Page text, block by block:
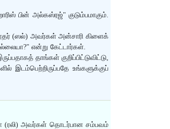
பின் அல்கஸ்ரஜ்" குடும்பமாகும்.
(ஸல்) அவர்கள் அன்சாரி கிளைக்
என்று கேட்டார்கள்.
தாங்கள் குறிப்பிட்டுவிட்டு,
இடம்பெற்றிருப்பதே உங்களுக்குப்
(ரலி) அவர்கள் தொடர்பான சம்பவம்